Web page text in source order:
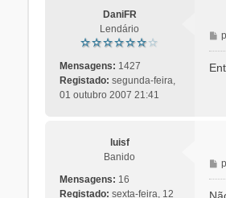
DaniFR
Lendário
Mensagens: 1427
Registado: segunda-feira,
01 outubro 2007 21:41
M
e
n
luisf
Banido
Mensagens: 16
Registado: sexta-feira, 12
M
e
n